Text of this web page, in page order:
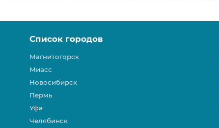
Список городов
Магнитогорск
Миасс
Новосибирск
Пермь
Уфа
Челябинск